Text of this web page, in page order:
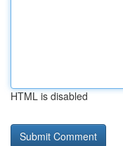
HTML is disabled